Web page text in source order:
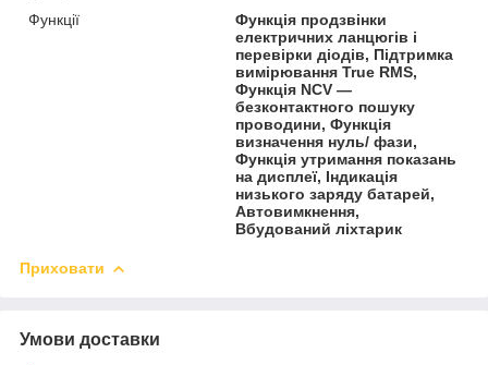
Функції
Функція продзвінки
електричних ланцюгів і
перевірки діодів, Підтримка
вимірювання True RMS,
Функція NCV —
безконтактного пошуку
проводини, Функція
визначення нуль/ фази,
Функція утримання показань
на дисплеї, Індикація
низького заряду батарей,
Автовимкнення,
Вбудований ліхтарик
Приховати
Умови доставки